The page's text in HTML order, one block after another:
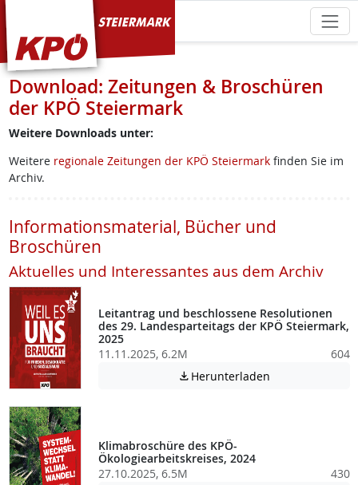
KPÖ Steiermark
Download: Zeitungen & Broschüren
der KPÖ Steiermark
Weitere Downloads unter:
Weitere regionale Zeitungen der KPÖ Steiermarkfinden Sie im
Archiv.
Informationsmaterial, Bücher und
Broschüren
Aktuelles und Interessantes aus dem Archiv
Leitantrag und beschlossene Resolutionen
des 29. Landesparteitags der KPÖ Steiermark,
2025
11.11.2025, 6.2M
604
 Herunterladen
Klimabroschüre des KPÖ-
Ökologiearbeitskreises, 2024
27.10.2025, 6.5M
430